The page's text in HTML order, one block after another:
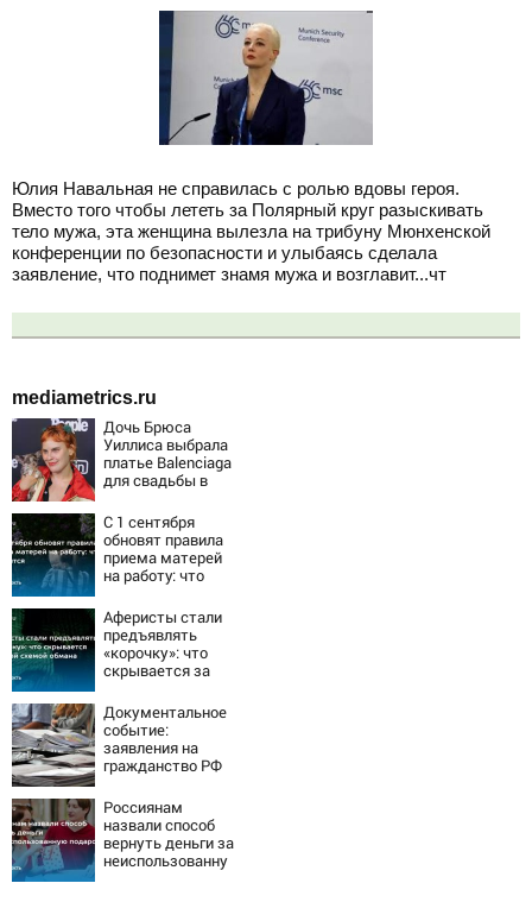
Юлия Навальная не справилась с ролью вдовы героя.
Вместо того чтобы лететь за Полярный круг разыскивать
тело мужа, эта женщина вылезла на трибуну Мюнхенской
конференции по безопасности и улыбаясь сделала
заявление, что поднимет знамя мужа и возглавит...чт
mediametrics.ru
Дочь Брюса
Уиллиса выбрала
платье Balenciaga
для свадьбы в
С 1 сентября
обновят правила
приема матерей
на работу: что
Аферисты стали
предъявлять
«корочку»: что
скрывается за
обмана
Документальное
событие:
заявления на
гражданство РФ
60 тыс. жителей
ПМР
Россиянам
назвали способ
вернуть деньги за
неиспользованну